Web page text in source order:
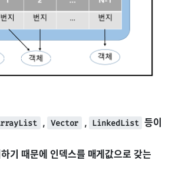
, Vector , LinkedList 등이
기 때문에 인덱스를 매게값으로 갖는